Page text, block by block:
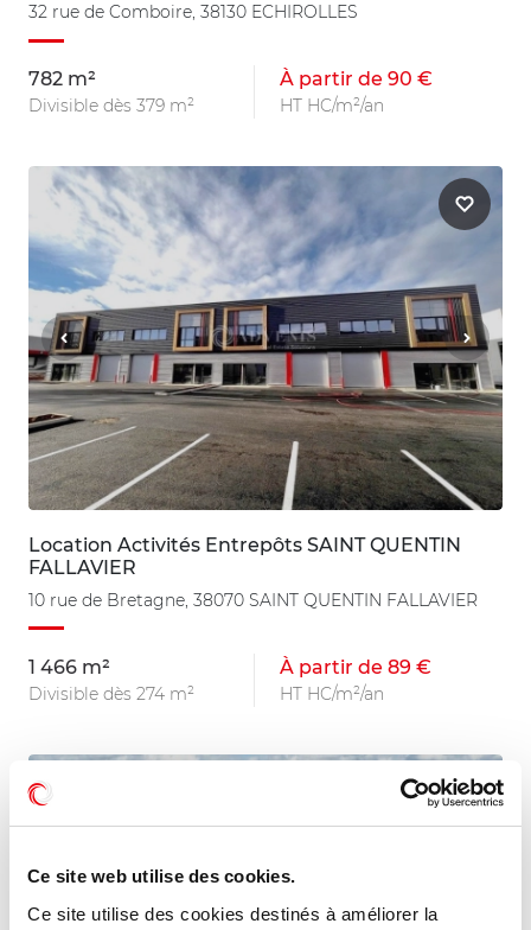
Ce site web utilise des cookies.
Ce site utilise des cookies destinés à améliorer la
32 rue de Comboire, 38130 ECHIROLLES
782 m²
Divisible dès 379 m²
À partir de 90 €
HT HC/m²/an
Location Activités Entrepôts SAINT QUENTIN
FALLAVIER
10 rue de Bretagne, 38070 SAINT QUENTIN FALLAVIER
1 466 m²
Divisible dès 274 m²
À partir de 89 €
HT HC/m²/an